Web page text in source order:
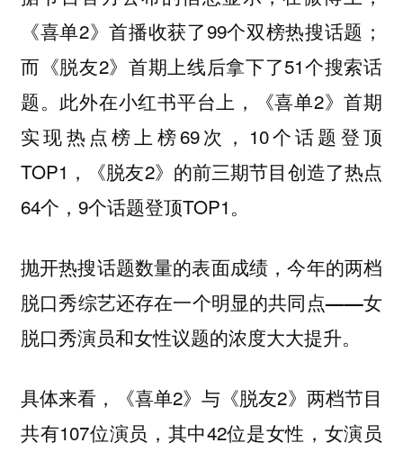
《喜单2》首播收获了99个双榜热搜话题；
而《脱友2》首期上线后拿下了51个搜索话
题。此外在小红书平台上，《喜单2》首期
实现热点榜上榜69次，10个话题登顶
TOP1，《脱友2》的前三期节目创造了热点
64个，9个话题登顶TOP1。
抛开热搜话题数量的表面成绩，今年的两档
脱口秀综艺还存在一个明显的共同点——女
脱口秀演员和女性议题的浓度大大提升。
具体来看，《喜单2》与《脱友2》两档节目
共有107位演员，其中42位是女性，女演员